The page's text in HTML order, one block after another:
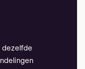
dezelfde